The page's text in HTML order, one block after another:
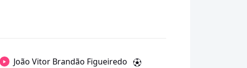
João Vitor Brandão Figueiredo